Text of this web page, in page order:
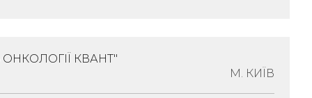
Обл., Місто Дніпро,
ОНКОЛОГІЇ КВАНТ"
М. КИЇВ